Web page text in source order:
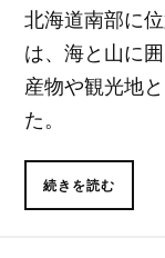
北海道南部に
は、海と山に
産物や観光地
た。
続きを読む